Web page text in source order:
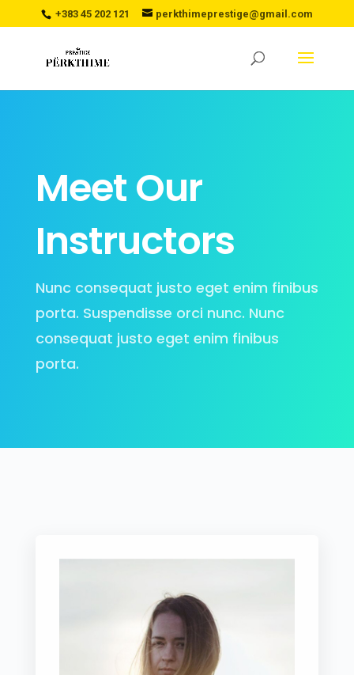
+383 45 202 121 perkthimeprestige@gmail.com
Meet Our
Instructors
Nunc consequat justo eget enim finibus
porta. Suspendisse orci nunc. Nunc
consequat justo eget enim finibus
porta.